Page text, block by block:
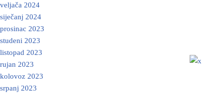
veljača 2024
siječanj 2024
prosinac 2023
studeni 2023
listopad 2023
rujan 2023
kolovoz 2023
srpanj 2023